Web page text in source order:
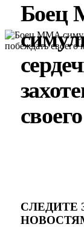
Боец
СЛЕДИТЕ